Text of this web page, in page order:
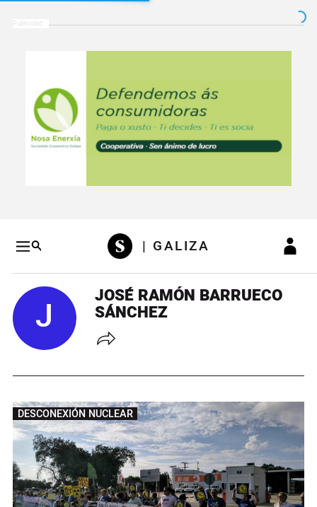
Salto a navegación
| GALIZA
J JOSÉ RAMÓN BARRUECO
SÁNCHEZ
DESCONEXIÓN NUCLEAR